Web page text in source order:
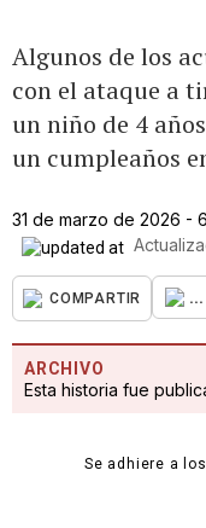
Algunos de los
con el ataque a
un niño de 4
un cumpleaños
31 de marzo de 2026 -
COMPARTIR ...
ARCHIVO
Esta historia fue
Se adhiere a